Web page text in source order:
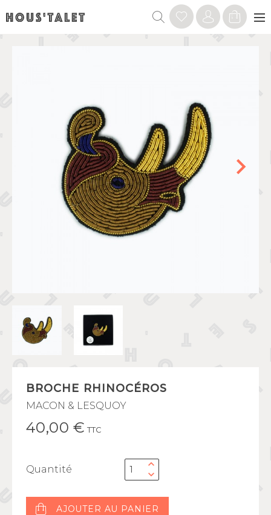
BROCHE RHINOCÉROS
MACON & LESQUOY
40,00 € TTC
Quantité
AJOUTER AU PANIER